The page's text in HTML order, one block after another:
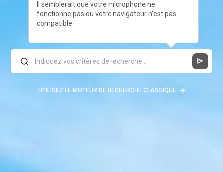
Il semblerait que votre microphone ne
fonctionne pas ou votre navigateur n'est pas
compatible
UTILISEZ LE MOTEUR DE RECHERCHE CLASSIQUE